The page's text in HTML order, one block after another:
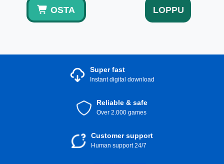
OSTA LOPPU
Super fast
Instant digital download
Reliable & safe
Over 2.000 games
Customer support
Human support 24/7